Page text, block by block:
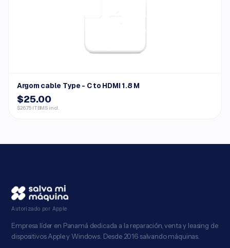
Argom cable Type - C to HDMI 1.8 M
$25.00
$26.75 ITBMS incl.
Autorizado por Apple
Empresa líder en Panamá dedicada a la reparación, venta y leasing de
dispositivos Apple y Windows. Desde 2016 salvando máquinas.